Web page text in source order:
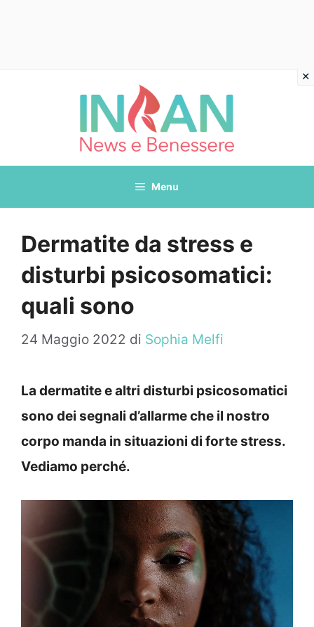
Menu
Dermatite da stress e
disturbi psicosomatici:
quali sono
24 Maggio 2022 di Sophia Melfi
La dermatite e altri disturbi psicosomatici
sono dei segnali d’allarme che il nostro
corpo manda in situazioni di forte stress.
Vediamo perché.